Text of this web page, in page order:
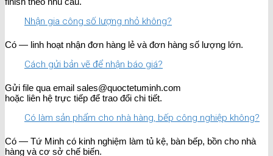
Nhận gia công số lượng nhỏ không?
Có — linh hoạt nhận đơn hàng lẻ và đơn hàng số lượng lớn.
Cách gửi bản vẽ để nhận báo giá?
Gửi file qua email sales@quoctetuminh.com
hoặc liên hệ trực tiếp để trao đổi chi tiết.
Có làm sản phẩm cho nhà hàng, bếp công nghiệp không?
Có — Tứ Minh có kinh nghiệm làm tủ kệ, bàn bếp, bồn cho nhà
hàng và cơ sở chế biến.